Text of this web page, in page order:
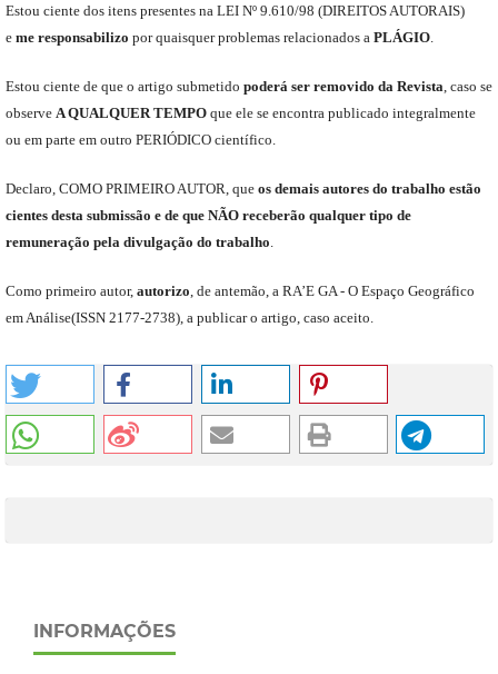
Estou ciente dos itens presentes na LEI Nº 9.610/98 (DIREITOS AUTORAIS)
e meresponsabilizo por quaisquer problemas relacionados a PLÁGIO.
Estou ciente de que o artigo submetido poderá ser removido da Revista caso se
observe A QUALQUER TEMPOque elese encontra publicado integralmente
ou em parte em outro PERIÓDICOcientífico.
Declaro COMO PRIMEIRO AUTOR que os demais autores do trabalho estão
cientes desta submissão e de que NÃOreceberão qualquer tipo de
remuneração pela divulgação do trabalho
Como primeiro autor, autorizo de antemão, a RA’E GA - O Espaço Geográfico
em Análise(ISSN 2177-2738), a publicar o artigo, caso aceito.
INFORMAÇÕES